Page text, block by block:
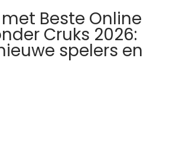
Beste Online
Cruks 2026:
spelers en